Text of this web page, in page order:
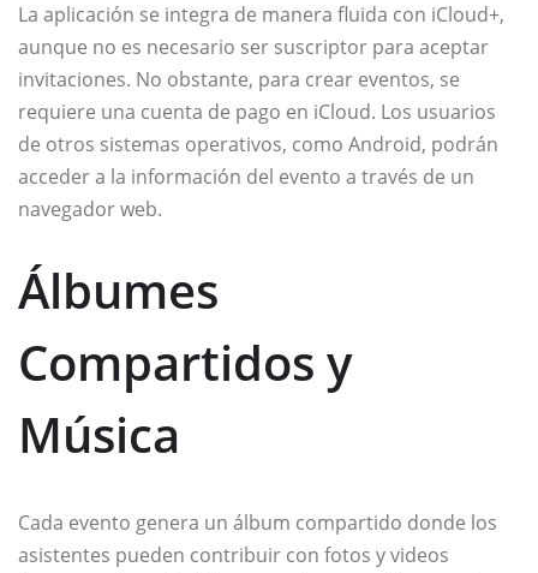
La aplicación se integra de manera fluida con iCloud+,
aunque no es necesario ser suscriptor para aceptar
invitaciones. No obstante, para crear eventos, se
requiere una cuenta de pago en iCloud. Los usuarios
de otros sistemas operativos, como Android, podrán
acceder a la información del evento a través de un
navegador web.
Álbumes
Compartidos y
Música
Cada evento genera un álbum compartido donde los
asistentes pueden contribuir con fotos y videos